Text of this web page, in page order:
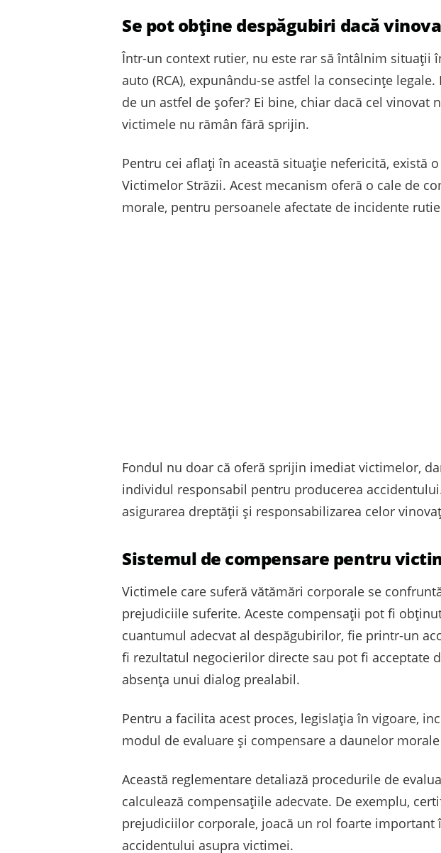
Se pot obține despăgubiri dacă
Într-un context rutier, nu este rar să întâlnim
auto (RCA), expunându-se astfel la consecințe
de un astfel de șofer? Ei bine, chiar dacă cel
victimele nu rămân fără sprijin.
Pentru cei aflați în această situație nefericită,
Victimelor Străzii. Acest mecanism oferă o cale de
morale, pentru persoanele afectate de incidente
Fondul nu doar că oferă sprijin imediat victimelor,
individul responsabil pentru producerea
asigurarea dreptății și responsabilizarea celor
Sistemul de compensare pentru
Victimele care suferă vătămări corporale se
prejudiciile suferite. Aceste compensații pot fi
cuantumul adecvat al despăgubirilor, fie printr-un
fi rezultatul negocierilor directe sau pot fi acceptate
absența unui dialog prealabil.
Pentru a facilita acest proces, legislația în vigoare,
modul de evaluare și compensare a daunelor
Această reglementare detaliază procedurile de
calculează compensațiile adecvate. De exemplu,
prejudiciilor corporale, joacă un rol foarte
accidentului asupra victimei.